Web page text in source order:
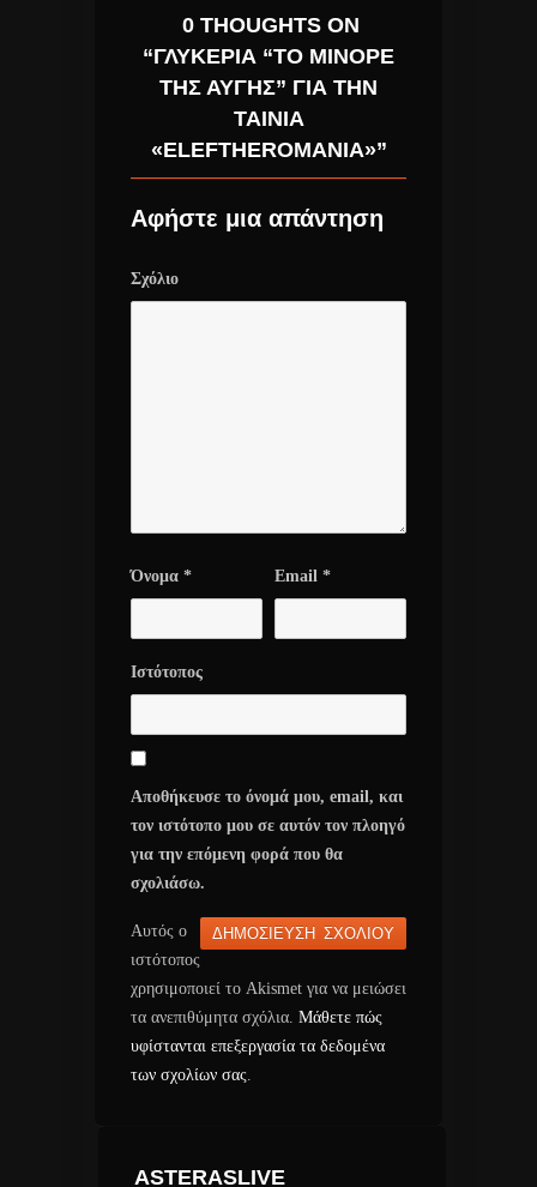
0 THOUGHTS ON
“ΓΛΥΚΕΡΊΑ “ΤΟ ΜΙΝΌΡΕ
ΤΗΣ ΑΥΓΉΣ” ΓΙΑ ΤΗΝ
ΤΑΙΝΊΑ
«ELEFTHEROMANIA»”
Αφήστε μια απάντηση
Σχόλιο
Όνομα * Email *
Ιστότοπος
Αποθήκευσε το όνομά μου, email, και
τον ιστότοπο μου σε αυτόν τον πλοηγό
για την επόμενη φορά που θα
σχολιάσω.
Αυτός ο
ιστότοπος
χρησιμοποιεί το Akismet για να μειώσει
τα ανεπιθύμητα σχόλια. Μάθετε πώς
υφίστανται επεξεργασία τα δεδομένα
των σχολίων σας.
ASTERASLIVE